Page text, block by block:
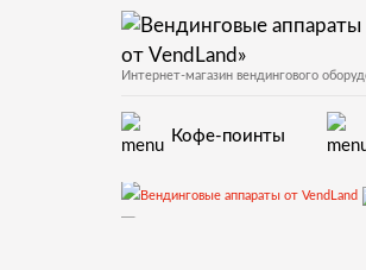
Интернет-магазин вендингового
Кофе-поинты